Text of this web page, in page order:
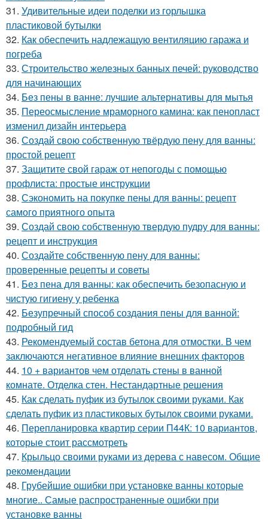
31. Удивительные идеи поделки из горлышка
пластиковой бутылки
32. Как обеспечить надлежащую вентиляцию гаража и
погреба
33. Строительство железных банных печей: руководство
для начинающих
34. Без пены в ванне: лучшие альтернативы для мытья
35. Переосмысление мраморного камина: как пенопласт
изменил дизайн интерьера
36. Создай свою собственную твёрдую пену для ванны:
простой рецепт
37. Защитите свой гараж от непогоды с помощью
профлиста: простые инструкции
38. Сэкономить на покупке пены для ванны: рецепт
самого приятного опыта
39. Создай свою собственную твердую пудру для ванны:
рецепт и инструкция
40. Создайте собственную пену для ванны:
проверенные рецепты и советы
41. Без пена для ванны: как обеспечить безопасную и
чистую гигиену у ребенка
42. Безупречный способ создания пены для ванной:
подробный гид
43. Рекомендуемый состав бетона для отмостки. В чем
заключаются негативное влияние внешних факторов
44. 10 + вариантов чем отделать стены в ванной
комнате. Отделка стен. Нестандартные решения
45. Как сделать пуфик из бутылок своими руками. Как
сделать пуфик из пластиковых бутылок своими руками.
46. Перепланировка квартир серии П44К: 10 вариантов,
которые стоит рассмотреть
47. Крыльцо своими руками из дерева с навесом. Общие
рекомендации
48. Грубейшие ошибки при установке ванны которые
многие.. Самые распространенные ошибки при
установке ванны